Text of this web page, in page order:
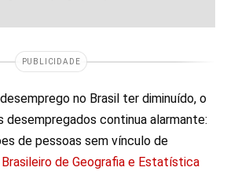
PUBLICIDADE
no Brasil ter diminuído, o
desempregados continua alarmante:
de pessoas sem vínculo de
de Geografia e Estatística